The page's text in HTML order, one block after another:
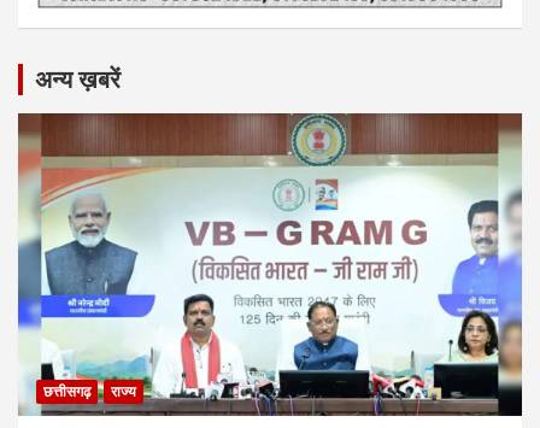
अन्य ख़बरें
छत्तीसगढ़ राज्य